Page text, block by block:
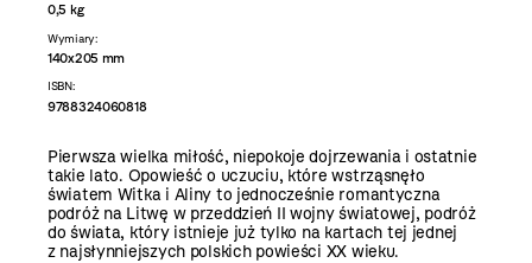
0,5 kg
Wymiary:
140x205 mm
ISBN:
9788324060818
Pierwsza wielka miłość, niepokoje dojrzewania i ostatnie
takie lato. Opowieść o uczuciu, które wstrząsnęło
światem Witka i Aliny to jednocześnie romantyczna
podróż na Litwę w przeddzień II wojny światowej, podróż
do świata, który istnieje już tylko na kartach tej jednej
z najsłynniejszych polskich powieści XX wieku.